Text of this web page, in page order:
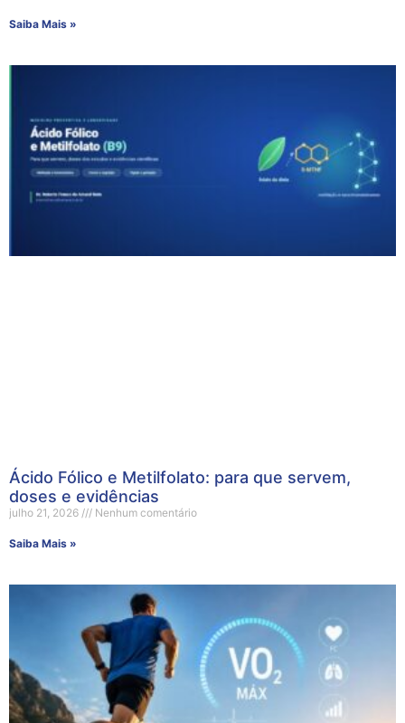
Saiba Mais »
Ácido Fólico e Metilfolato: para que servem,
doses e evidências
julho 21, 2026 Nenhum comentário
Saiba Mais »